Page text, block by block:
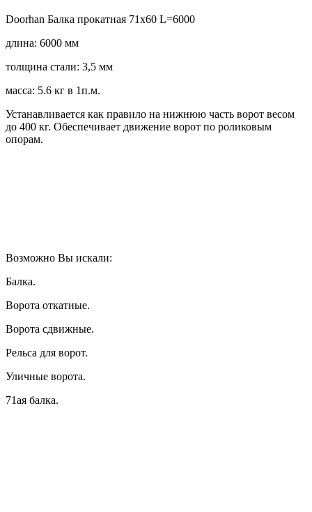
Doorhan Балка прокатная 71х60 L=6000
длина: 6000 мм
толщина стали: 3,5 мм
масса: 5.6 кг в 1п.м.
Устанавливается как правило на нижнюю часть ворот весом
до 400 кг. Обеспечивает движение ворот по роликовым
опорам.
Возможно Вы искали:
Балка.
Ворота откатные.
Ворота сдвижные.
Рельса для ворот.
Уличные ворота.
71ая балка.